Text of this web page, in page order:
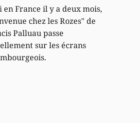
en France il y a deux mois,
chez les Rozes" de
Palluau passe
sur les écrans